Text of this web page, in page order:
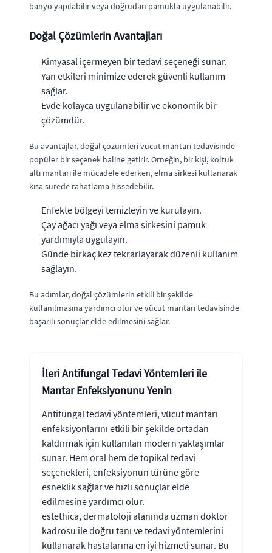
banyo yapılabilir veya doğrudan pamukla uygulanabilir.
Doğal Çözümlerin Avantajları
Kimyasal içermeyen bir tedavi seçeneği sunar.
Yan etkileri minimize ederek güvenli kullanım
sağlar.
Evde kolayca uygulanabilir ve ekonomik bir
çözümdür.
Bu avantajlar, doğal çözümleri vücut mantarı tedavisinde
popüler bir seçenek haline getirir. Örneğin, bir kişi, koltuk
altı mantarı ile mücadele ederken, elma sirkesi kullanarak
kısa sürede rahatlama hissedebilir.
Enfekte bölgeyi temizleyin ve kurulayın.
Çay ağacı yağı veya elma sirkesini pamuk
yardımıyla uygulayın.
Günde birkaç kez tekrarlayarak düzenli kullanım
sağlayın.
Bu adımlar, doğal çözümlerin etkili bir şekilde
kullanılmasına yardımcı olur ve vücut mantarı tedavisinde
başarılı sonuçlar elde edilmesini sağlar.
İleri Antifungal Tedavi Yöntemleri ile
Mantar Enfeksiyonunu Yenin
Antifungal tedavi yöntemleri, vücut mantarı
enfeksiyonlarını etkili bir şekilde ortadan
kaldırmak için kullanılan modern yaklaşımlar
sunar. Hem oral hem de topikal tedavi
seçenekleri, enfeksiyonun türüne göre
esneklik sağlar ve hızlı sonuçlar elde
edilmesine yardımcı olur.
estethica, dermatoloji alanında uzman doktor
kadrosu ile doğru tanı ve tedavi yöntemlerini
kullanarak hastalarına en iyi hizmeti sunar. Bu